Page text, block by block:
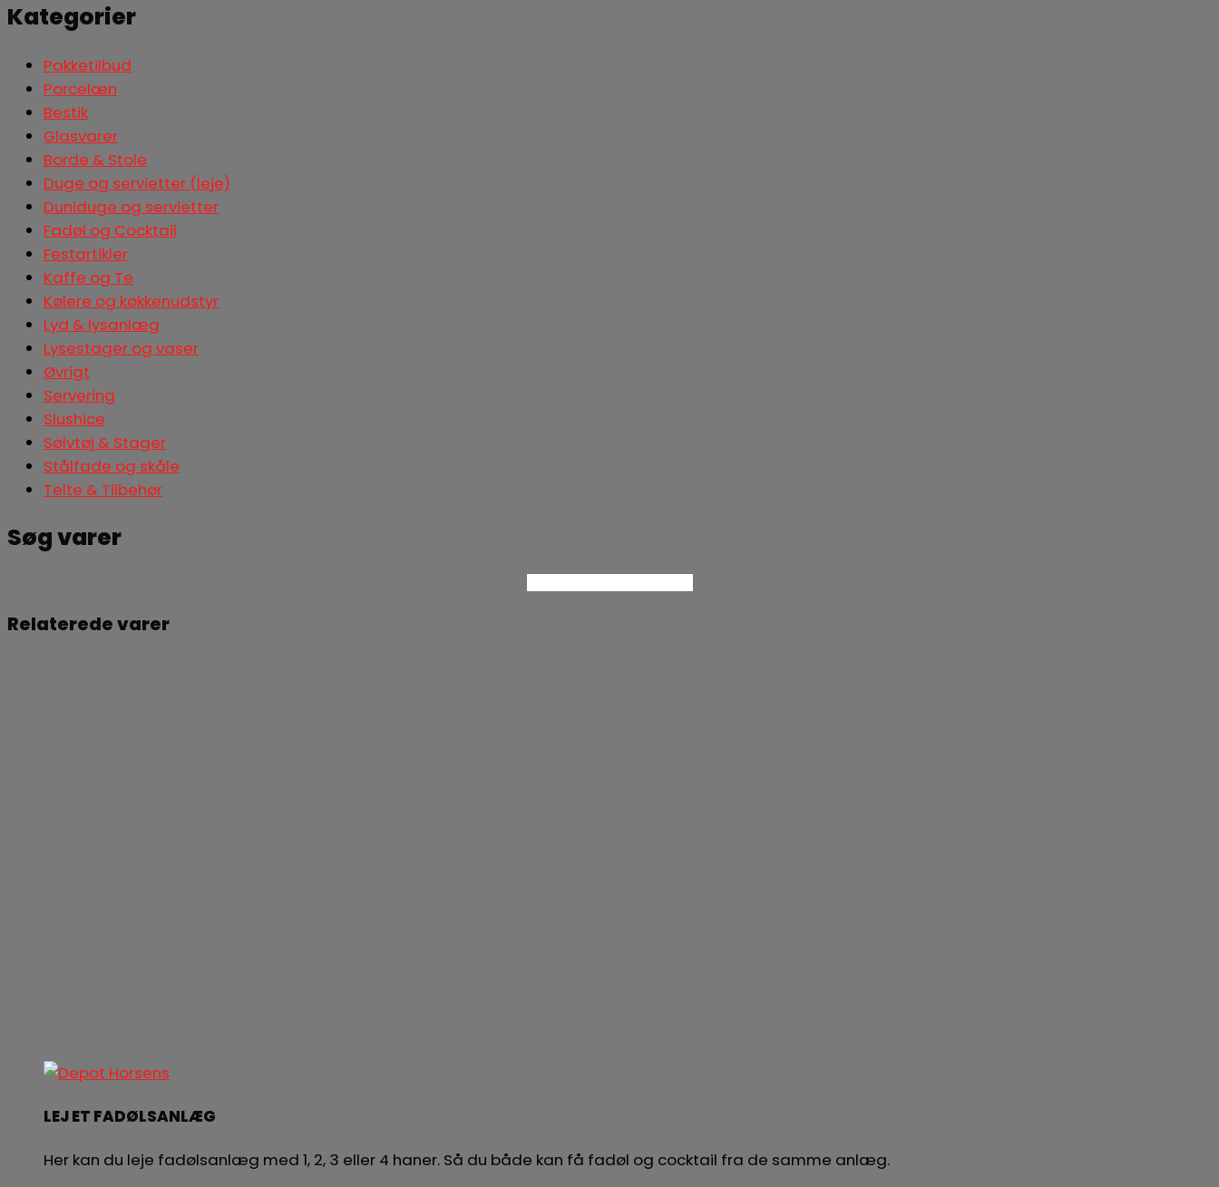
LEJ ET FADØLSANLÆG
Her kan du leje fadølsanlæg med 1, 2, 3 eller 4 haner. Så du både kan få fadøl og cocktail fra de samme anlæg.
Kategorier
Pakketilbud
Porcelæn
Bestik
Glasvarer
Borde & Stole
Duge og servietter (leje)
Duniduge og servietter
Fadøl og Cocktail
Festartikler
Kaffe og Te
Kølere og køkkenudstyr
Lyd & lysanlæg
Lysestager og vaser
Øvrigt
Servering
Slushice
Sølvtøj & Stager
Stålfade og skåle
Telte & Tilbehør
Søg varer
Relaterede varer